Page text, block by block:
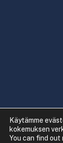
Käytämme
kokemuksen
You can find out